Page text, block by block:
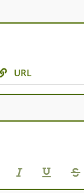
URL